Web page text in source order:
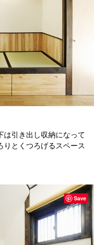
は引き出し収納になって
とくつろげるスペース
Save